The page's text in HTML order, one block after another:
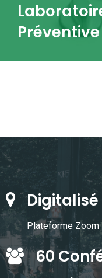
Préventive
Plateforme Zoom
60